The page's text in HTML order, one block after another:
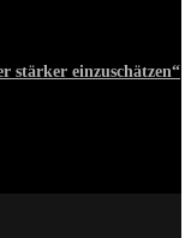
stärker einzuschätzen“